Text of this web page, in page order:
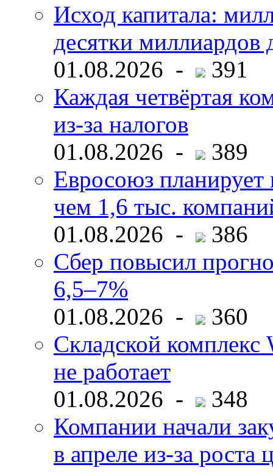
Исход капитала:
десятки миллиардов
01.08.2026 -
391
Каждая четвёртая
из-за налогов
01.08.2026 -
389
Евросоюз планирует
чем 1,6 тыс.
01.08.2026 -
386
Сбер повысил
6,5–7%
01.08.2026 -
360
Складской комплекс
не работает
01.08.2026 -
348
Компании начали
в апреле из-за роста